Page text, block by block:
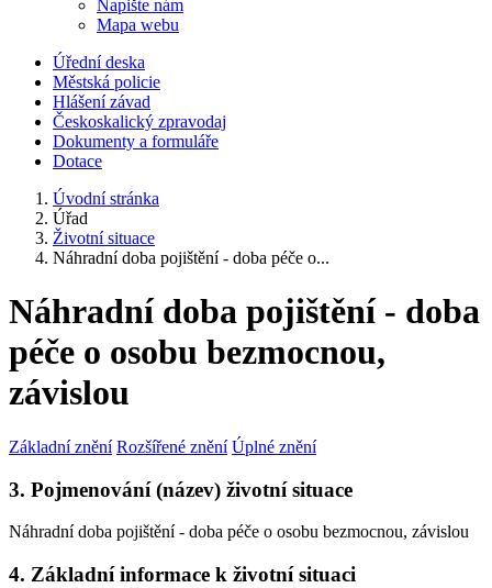
Napište nám
Mapa webu
Úřední deska
Městská policie
Hlášení závad
Českoskalický zpravodaj
Dokumenty a formuláře
Dotace
Úvodní stránka
Úřad
Životní situace
Náhradní doba pojištění - doba péče o...
Náhradní doba pojištění - doba
péče o osobu bezmocnou,
závislou
Základní znění Rozšířené znění Úplné znění
3. Pojmenování (název) životní situace
Náhradní doba pojištění - doba péče o osobu bezmocnou, závislou
4. Základní informace k životní situaci